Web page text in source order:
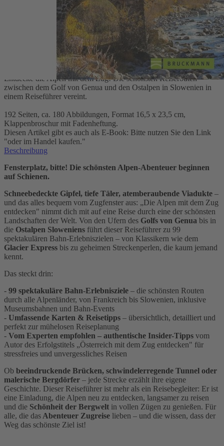
Die schönsten Routen und 99 spektakuläre Bahn-Erlebnisziele
Zum Warenkorb hinzufügen
oder im Handel kaufen
Zur Wunschliste hinzufügen
Entdecke die Alpen mit dem Zug! Die schönsten Reiserouten
zwischen dem Golf von Genua und den Ostalpen in Slowenien in
einem Reiseführer vereint.
192 Seiten, ca. 180 Abbildungen, Format 16,5 x 23,5 cm,
Klappenbroschur mit Fadenheftung.
Diesen Artikel gibt es auch als E-Book: Bitte nutzen Sie den Link
"oder im Handel kaufen."
Beschreibung
Fensterplatz, bitte! Die schönsten Alpen-Abenteuer beginnen
auf Schienen.
Schneebedeckte Gipfel, tiefe Täler, atemberaubende Viadukte –
und das alles bequem vom Zugfenster aus: „Die Alpen mit dem Zug
entdecken" nimmt dich mit auf eine Reise durch eine der schönsten
Landschaften der Welt. Von den Ufern des Golfs von Genua bis in
die Ostalpen Sloweniens führt dieser Reiseführer zu 99
spektakulären Bahn-Erlebniszielen – von Klassikern wie dem
Glacier Express bis zu geheimen Streckenperlen, die kaum jemand
kennt.
Das steckt drin:
- 99 spektakuläre Bahn-Erlebnisziele – die schönsten Routen
durch alle Alpenländer, von Frankreich bis Slowenien, inklusive
Museumsbahnen und Bahn-Events
- Umfassende Karten & Reisetipps – übersichtlich, detailliert und
perfekt zur mühelosen Reiseplanung
- Vom Experten empfohlen – authentische Insider-Tipps vom
Autor des Erfolgstitels „Österreich mit dem Zug entdecken" für
stressfreies und unvergessliches Reisen
Ob beeindruckende Brücken, schwindelerregende Tunnel oder
malerische Bergdörfer – jede Strecke erzählt ihre eigene
Geschichte. Dieser Reiseführer ist mehr als ein Reisebegleiter: Er ist
eine Einladung, die Alpen neu zu entdecken, langsamer zu reisen
und die Schönheit der Bergwelt in vollen Zügen zu genießen. Für
alle, die dasAbenteuer Zugreise lieben – und die wissen, dass der
Weg das schönste Ziel ist!